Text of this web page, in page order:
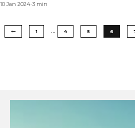
10 Jan 2024·3 min
1 … 4 5 6